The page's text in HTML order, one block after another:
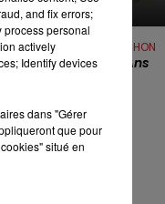
7h00 - 10h00
RDL WEEK-END
ALAIN SOUCHON
J'ai Dix Ans
and fix errors;
process personal
actively
Identify devices
dans "Gérer
que pour
situé en